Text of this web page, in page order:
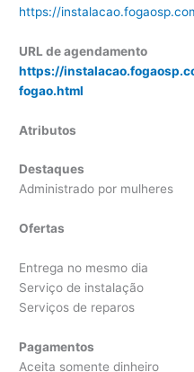
https://
URL de agendamento
https://
fogao.html
Atributos
Destaques
Administrado por mulheres
Ofertas
Entrega no mesmo dia
Serviço de instalação
Serviços de reparos
Pagamentos
Aceita somente dinheiro